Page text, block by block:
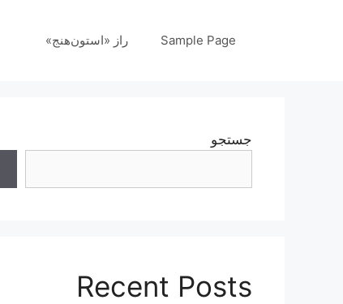
Sample Page راز «استون‌هنج»
جستجو
Recent Posts